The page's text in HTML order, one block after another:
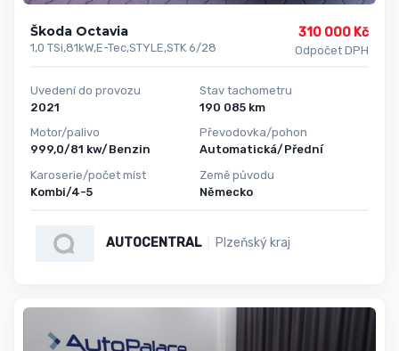
Škoda Octavia
1,0 TSi,81kW,E-Tec,STYLE,STK 6/28
310 000 Kč
Odpočet DPH
Uvedení do provozu
2021
Motor/palivo
999,0/81 kw/Benzin
Karoserie/počet míst
Kombi/4-5
Stav tachometru
190 085 km
Převodovka/pohon
Automatická/Přední
Země původu
Německo
AUTOCENTRAL Plzeňský kraj